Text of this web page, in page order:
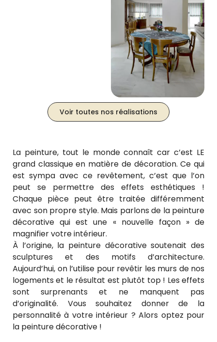
Voir toutes nos réalisations
La peinture, tout le monde connaît car c’est LE
grand classique en matière de décoration. Ce qui
est sympa avec ce revêtement, c’est que l’on
peut se permettre des effets esthétiques !
Chaque pièce peut être traitée différemment
avec son propre style. Mais parlons de la peinture
décorative qui est une « nouvelle façon » de
magnifier votre intérieur.
À l’origine, la peinture décorative soutenait des
sculptures et des motifs d’architecture.
Aujourd’hui, on l’utilise pour revêtir les murs de nos
logements et le résultat est plutôt top ! Les effets
sont surprenants et ne manquent pas
d’originalité. Vous souhaitez donner de la
personnalité à votre intérieur ? Alors optez pour
la peinture décorative !